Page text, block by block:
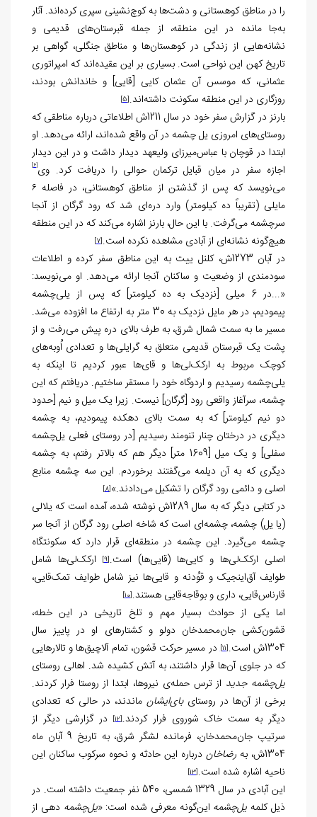
را در مناطق کوهستانی و دشت‌ها به کوچ‌نشینی سپری کرده‌اند. آثار
به‌جا مانده در این منطقه، از جمله قبرستان‌های قدیمی و
نشانه‌هایی از زندگی در کوهستان‌ها و مناطق جنگلی، گواهی بر
تاریخ کهن این نواحی است. بسیاری بر این عقیده‌اند که امپراتوری
عثمانی، که موسس آن عثمان کایی [قایی] و خاندانش بودند،
روزگاری در این منطقه سکونت داشته‌اند.[5]
بارنز در گزارش سفر خود در سال 1211ش اطلاعاتی درباره مناطقی که
روستای‌های امروزی یل چشمه در آن واقع شده‌اند، ارائه می‌دهد. او
ابتدا در قوچان با عباس‌میرزای ولیعهد دیدار داشت و در این دیدار
اجازه سفر در میان قبایل ترکمان حوالی را دریافت کرد. وی[6]
می‌نویسد که پس از گذشتن از مناطق کوهستانی، در فاصله ۶
مایلی (تقریباً ده کیلومتر) وارد دره‌ای شد که رود گرگان از آنجا
سرچشمه می‌گرفت. با این حال، بارنز اشاره می‌کند که در این منطقه
هیچ‌گونه نشانه‌ای از آبادی مشاهده نکرده است.[7]
در آبان 1273ش، کلنل ییت به این مناطق سفر کرده و اطلاعات
سودمندی از وضعیت و ساکنان آنجا ارائه می‌دهد. او می‌نویسد:
«...در 6 میلی [نزدیک به ده کیلومتر] که پس از یلی‌چشمه
پیمودیم، در هر مایل نزدیک به 30 متر به ارتفاع ما افزوده می‌شد.
مسیر ما به سمت شمال شرق، به طرف بالای دره پیش می‌رفت و از
پشت یک قبرستان قدیمی متعلق به گرایلی‌ها و تعدادی اُوبه‌های
کوچک مربوط به ارکک‌لی‌ها و قای‌ها عبور کردیم تا اینکه به
یلی‌چشمه رسیدیم و اردوگاه خود را مستقر ساختیم. دریافتم که این
چشمه، سرآغاز واقعی رود [گرگان] نیست. زیرا یک میل و نیم [حدود
دو نیم کیلومتر] که به سمت بالای دهکده پیمودیم، به چشمه
دیگری در درختان چنار تنومند رسیدیم [در روستای فعلی یل‌چشمه
سفلی] و یک میل [1609 متر] دیگر هم که بالاتر رفتم، به چشمه
دیگری که به آن دیلمه می‌گفتند برخوردم. این سه چشمه منابع
اصلی و دائمی رود گرگان را تشکیل می‌دادند.»[8]
در کتابی دیگر که به سال 1289ش نوشته شده، آمده است که یلالی
(یا یل) چشمه، چشمه‌ای است که شاخه اصلی رود گرگان از آنجا سر
چشمه می‌گیرد. این چشمه در منطقه‌ای قرار دارد که سکونتگاه
اصلی ارکک‌لی‌ها و کایی‌ها (قایی‌ها) است.[9]
ارکک‌لی‌ها شامل
طوایف آق‌اینجیک و قوُدنه و قایی‌ها نیز شامل طوایف تمک‌قایی،
قارناس‌قایی، داری و بوقاجه‌قایی هستند.[10]
اما یکی از حوادث بسیار مهم و تلخ تاریخی در این خطه،
قشون‌کشی جان‌محمدخان دولو و کشتارهای او در پاییز سال
1304ش است.
[11] در مسیر حرکت قشون، تمام آلاچیق‌ها و تالارهایی
که در جلوی آن‌ها قرار داشتند، به آتش کشیده شد. اهالی روستای
یل‌چشمه جدید از ترس حمله‌ی نیروها، ابتدا از روستا فرار کردند.
برخی از آن‌ها در روستایبای‌ایشان ماندند، در حالی که تعدادی
دیگر به سمت خاک شوروی فرار کردند.[12]
در گزارشی دیگر از
سرتیپ جان‌محمدخان، فرمانده لشگر شرق، به تاریخ 9 آبان ماه
1304ش، به
رضاخان درباره این حادثه و نحوه سرکوب ساکنان این
ناحیه اشاره شده است.[13]
این آبادی در سال 1329 شمسی، 540 نفر جمعیت داشته است. در
ذیل کلمه یل‌چشمه این‌گونه معرفی شده است: «یل‌چشمه دهی از